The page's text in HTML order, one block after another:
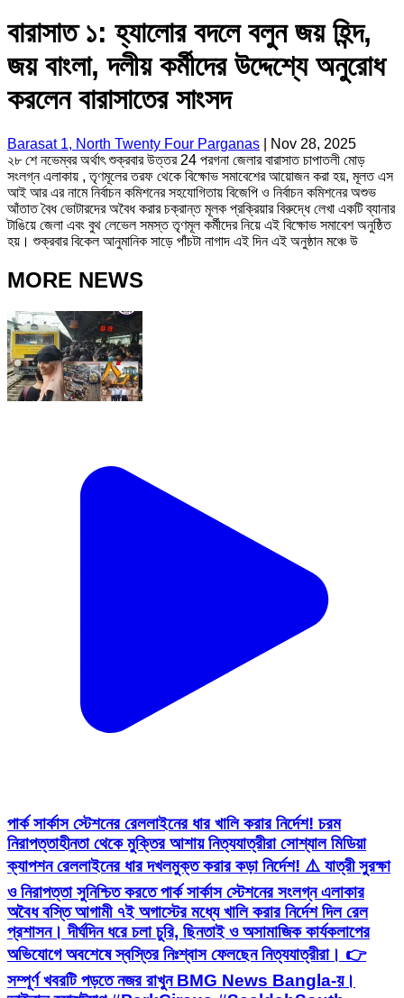
বারাসাত ১: হ্যালোর বদলে বলুন জয় হিন্দ,
জয় বাংলা, দলীয় কর্মীদের উদ্দেশ্যে অনুরোধ
করলেন বারাসাতের সাংসদ
Barasat 1, North Twenty Four Parganas
Nov 28, 2025
২৮ শে নভেম্বর অর্থাৎ শুক্রবার উত্তর 24 পরগনা জেলার বারাসাত চাপাতলী মোড়
সংলগ্ন এলাকায় , তৃণমূলের তরফ থেকে বিক্ষোভ সমাবেশের আয়োজন করা হয়, মূলত এস
আই আর এর নামে নির্বাচন কমিশনের সহযোগিতায় বিজেপি ও নির্বাচন কমিশনের অশুভ
আঁতাত বৈধ ভোটারদের অবৈধ করার চক্রান্ত মূলক প্রক্রিয়ার বিরুদ্ধে লেখা একটি ব্যানার
টাঙিয়ে জেলা এবং বুথ লেভেল সমস্ত তৃণমূল কর্মীদের নিয়ে এই বিক্ষোভ সমাবেশ অনুষ্ঠিত
হয়। শুক্রবার বিকেল আনুমানিক সাড়ে পাঁচটা নাগাদ এই দিন এই অনুষ্ঠান মঞ্চে উ
MORE NEWS
পার্ক সার্কাস স্টেশনের রেললাইনের ধার খালি করার নির্দেশ! চরম
নিরাপত্তাহীনতা থেকে মুক্তির আশায় নিত্যযাত্রীরা সোশ্যাল মিডিয়া
ক্যাপশন রেললাইনের ধার দখলমুক্ত করার কড়া নির্দেশ! ⚠️ যাত্রী সুরক্ষা
ও নিরাপত্তা সুনিশ্চিত করতে পার্ক সার্কাস স্টেশনের সংলগ্ন এলাকার
অবৈধ বস্তি আগামী ৭ই অগাস্টের মধ্যে খালি করার নির্দেশ দিল রেল
প্রশাসন। দীর্ঘদিন ধরে চলা চুরি, ছিনতাই ও অসামাজিক কার্যকলাপের
অভিযোগে অবশেষে স্বস্তির নিঃশ্বাস ফেলছেন নিত্যযাত্রীরা। 👉
সম্পূর্ণ খবরটি পড়তে নজর রাখুন BMG News Bangla-য়।